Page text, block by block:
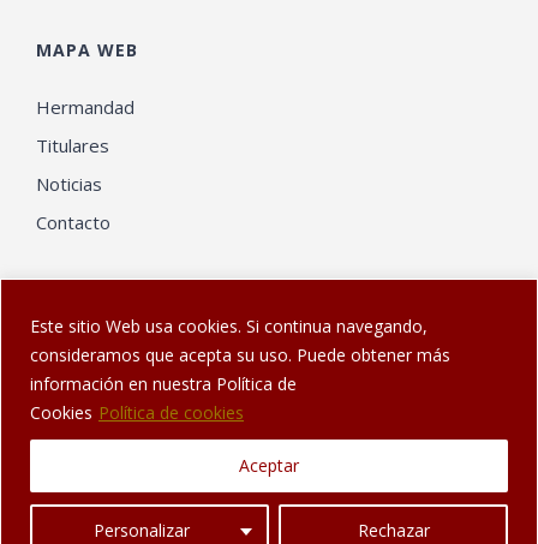
Este sitio Web usa cookies. Si continua navegando,
consideramos que acepta su uso. Puede obtener más
información en nuestra Política de
Cookies Política de cookies
Personalizar Rechazar
Aceptar
MAPA WEB
Hermandad
Titulares
Noticias
Contacto
los Dolores de Sanlúcar de Barrameda